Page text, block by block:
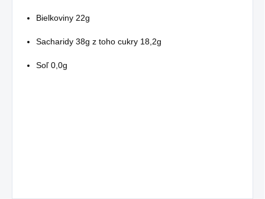
Bielkoviny 22g
Sacharidy 38g z toho cukry 18,2g
Soľ 0,0g